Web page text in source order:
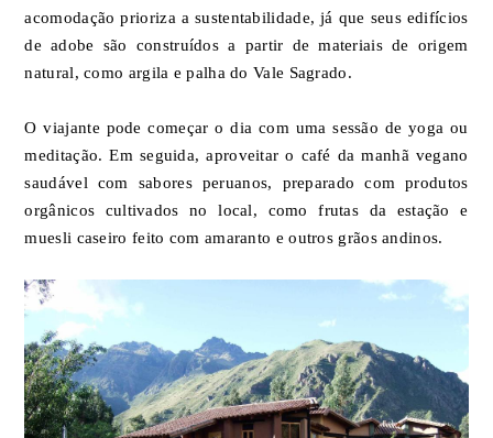
acomodação prioriza a sustentabilidade, já que seus edifícios
de adobe são construídos a partir de materiais de origem
natural, como argila e palha do Vale Sagrado.
O viajante pode começar o dia com uma sessão de yoga ou
meditação. Em seguida, aproveitar o café da manhã vegano
saudável com sabores peruanos, preparado com produtos
orgânicos cultivados no local, como frutas da estação e
muesli caseiro feito com amaranto e outros grãos andinos.